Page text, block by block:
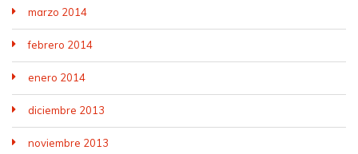
marzo 2014
febrero 2014
enero 2014
diciembre 2013
noviembre 2013